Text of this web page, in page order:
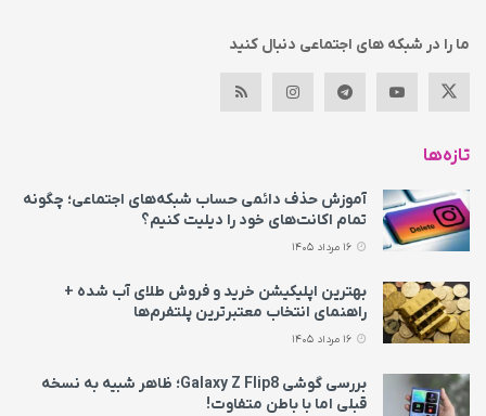
ما را در شبکه های اجتماعی دنبال کنید
تازه‌ها
آموزش حذف دائمی حساب شبکه‌های اجتماعی؛ چگونه
تمام اکانت‌های خود را دیلیت کنیم؟
بهترین اپلیکیشن خرید و فروش طلای آب شده +
راهنمای انتخاب معتبرترین پلتفرم‌ها
بررسی گوشی Galaxy Z Flip8؛ ظاهر شبیه به نسخه
قبلی اما با باطن متفاوت!